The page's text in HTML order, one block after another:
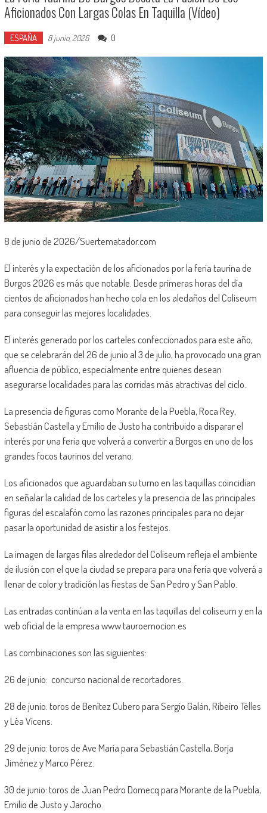
Aficionados Con Largas Colas En Taquilla (vídeo)
ESPAÑA 8 junio, 2026 0
8 de junio de 2026/Suertematador.com
El interés y la expectación de los aficionados por la feria taurina de
Burgos 2026 es más que notable. Desde primeras horas del día
cientos de aficionados han hecho cola en los aledaños del Coliseum
para conseguir las mejores localidades.
El interés generado por los carteles confeccionados para este año,
que se celebrarán del 26 de junio al 3 de julio, ha provocado una gran
afluencia de público, especialmente entre quienes desean
asegurarse localidades para las corridas más atractivas del ciclo.
La presencia de figuras como Morante de la Puebla, Roca Rey,
Sebastián Castella y Emilio de Justo ha contribuido a disparar el
interés por una feria que volverá a convertir a Burgos en uno de los
grandes focos taurinos del verano.
Los aficionados que aguardaban su turno en las taquillas coincidían
en señalar la calidad de los carteles y la presencia de las principales
figuras del escalafón como las razones principales para no dejar
pasar la oportunidad de asistir a los festejos.
La imagen de largas filas alrededor del Coliseum refleja el ambiente
de ilusión con el que la ciudad se prepara para una feria que volverá a
llenar de color y tradición las fiestas de San Pedro y San Pablo.
Las entradas continúan a la venta en las taquillas del coliseum y en la
web oficial de la empresa www.tauroemocion.es
Las combinaciones son las siguientes:
26 de junio: concurso nacional de recortadores.
28 de junio: toros de Benítez Cubero para Sergio Galán, Ribeiro Télles
y Léa Vicens.
29 de junio: toros de Ave María para Sebastián Castella, Borja
Jiménez y Marco Pérez.
30 de junio: toros de Juan Pedro Domecq para Morante de la Puebla,
Emilio de Justo y Jarocho.